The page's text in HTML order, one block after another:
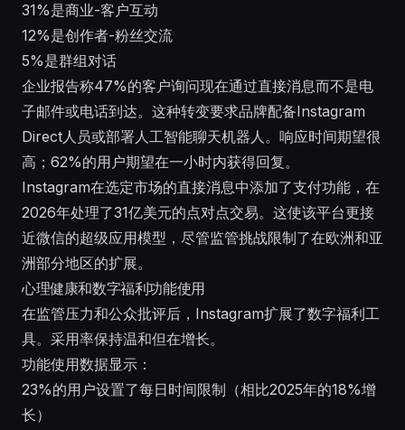
31%是商业-客户互动
12%是创作者-粉丝交流
5%是群组对话
企业报告称47%的客户询问现在通过直接消息而不是电
子邮件或电话到达。这种转变要求品牌配备Instagram
Direct人员或部署人工智能聊天机器人。响应时间期望很
高；62%的用户期望在一小时内获得回复。
Instagram在选定市场的直接消息中添加了支付功能，在
2026年处理了31亿美元的点对点交易。这使该平台更接
近微信的超级应用模型，尽管监管挑战限制了在欧洲和亚
洲部分地区的扩展。
心理健康和数字福利功能使用
在监管压力和公众批评后，Instagram扩展了数字福利工
具。采用率保持温和但在增长。
功能使用数据显示：
23%的用户设置了每日时间限制（相比2025年的18%增
长）